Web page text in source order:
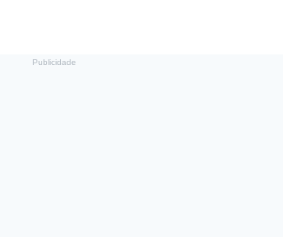
Publicidade